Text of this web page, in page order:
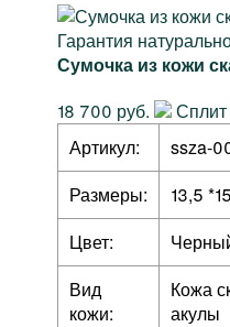
Гарантия
Сумочка из кожи
18 700 руб.
Артикул:
ssza-
Размеры:
13,5
Цвет:
Вид
кожи:
Кожа
акулы